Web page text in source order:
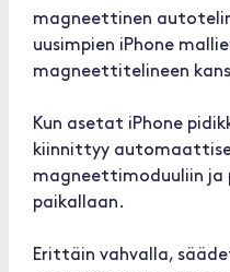
magneettinen
uusimpien iPhone
magneettitelineen
Kun asetat iPhone
kiinnittyy
magneettimoduuliin ja
paikallaan.
Erittäin vahvalla,